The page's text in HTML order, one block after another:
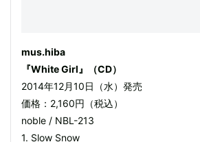
mus.hiba
『White Girl』（CD）
2014年12月10日（水）発売
価格：2,160円（税込）
noble / NBL-213
1. Slow Snow